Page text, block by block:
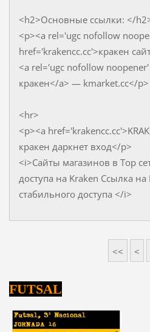
<h2>Основные ссылки: </
<p><a rel='ugc nofollow
href='krakencc.cc'>кракен
<a rel='ugc nofollow
кракен</a> — kmarket.cc</p>
<hr>
<p><a
кракен даркнет вход</p>
<i>Сайты магазинов в Тор
доступа на Kraken Ссылка на
стабильного доступа </i>
<< <
FUTSAL